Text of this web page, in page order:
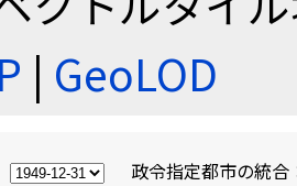
| GeoLOD
政令指定都市の統